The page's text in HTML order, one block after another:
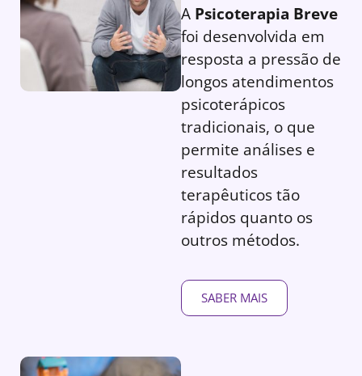
A Psicoterapia Breve
foi desenvolvida em
resposta a pressão de
longos atendimentos
psicoterápicos
tradicionais, o que
permite análises e
resultados
terapêuticos tão
rápidos quanto os
outros métodos.
SABER MAIS